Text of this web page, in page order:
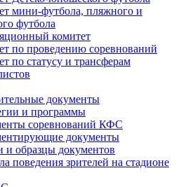
мини-футбола, пляжного и
футбола
комитет
по проведению соревнований
по статусу и трансферам
документы
и программы
соревнований КФС
документы
и образцы документов
поведения зрителей на стадионе